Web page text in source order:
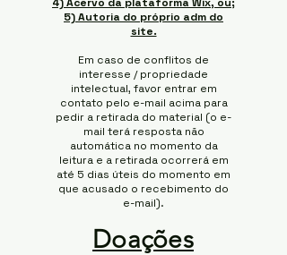
5) Autoria do próprio adm do
site.
Em caso de conflitos de
interesse / propriedade
intelectual, favor entrar em
contato pelo e-mail acima para
pedir a retirada do material (o e-
mail terá resposta não
automática no momento da
leitura e a retirada ocorrerá em
até 5 dias úteis do momento em
que acusado o recebimento do
e-mail).
Doações